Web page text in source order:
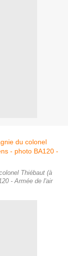
Thiébaut (à
- Armée de l'air